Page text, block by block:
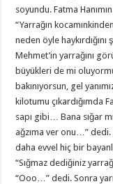
soyundu. Fatma
“Yarrağın
neden öyle
Mehmet’in yarrağını
büyükleri de mi
bakınıyorsun, gel
kilotumu çıkardığımda
sapı gibi… Bana sığar
ağzıma ver onu…”
daha evvel hiç bir
“Sığmaz dediğiniz
“Ooo…” dedi. Sonra